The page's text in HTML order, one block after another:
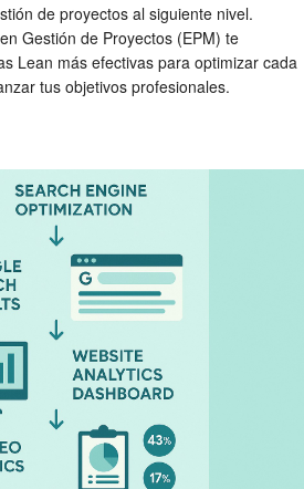
de proyectos al siguiente nivel.
Gestión de Proyectos (EPM) te
Lean más efectivas para optimizar cada
tus objetivos profesionales.